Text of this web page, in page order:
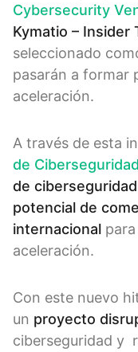
Cybersecurity
Kymatio –
seleccionado
pasarán a formar
aceleración.
A través de esta
de
de
potencial de
internacional
aceleración.
Con este nuevo
un proyecto
ciberseguridad y